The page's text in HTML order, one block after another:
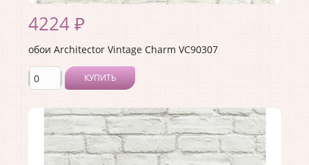
4224 ₽
обои Architector Vintage Charm VC90307
КУПИТЬ
Производитель:Architector
Коллекция: Vintage Charm
Длина рулона:
10.05
Ширина рулона:0.53
Материал покрытия:Акриловое